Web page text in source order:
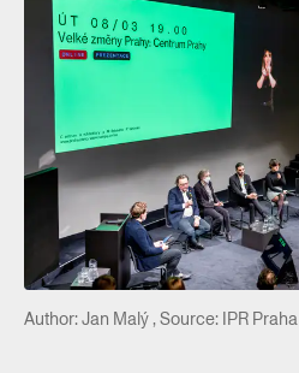
Author: Jan Malý , Source: IPR Praha